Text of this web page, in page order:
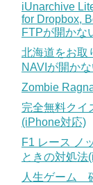
iUnarchive
for Dropbox,
FTPが開かな
北海道をお
NAVIが開か
Zombie
完全無料クイ
(iPhone対応)
F1 レース ノ
ときの対処法
人生ゲーム